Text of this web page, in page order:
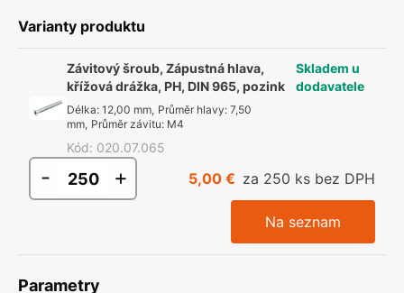
Varianty produktu
Závitový šroub, Zápustná hlava,
křížová drážka, PH, DIN 965, pozink
Délka: 12,00 mm, Průměr hlavy: 7,50
mm, Průměr závitu: M4
Kód: 020.07.065
Skladem u
dodavatele
- + 5,00 € za 250 ks bez DPH
Na seznam
Parametry